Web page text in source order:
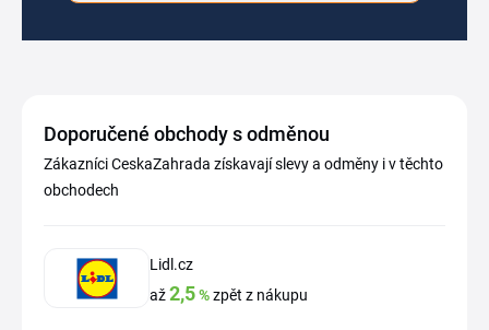
Doporučené obchody s odměnou
Zákazníci CeskaZahrada získavají slevy a odměny i v těchto
obchodech
Lidl.cz
až2,5%zpět z nákupu